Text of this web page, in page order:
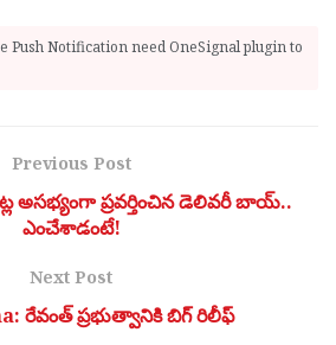
Push Notification need OneSignal plugin to
Previous Post
అసభ్యంగా ప్రవర్తించిన డెలివరీ బాయ్..
ఎంచేశాడంటే!
Next Post
రేవంత్ ప్రభుత్వానికి బిగ్ రిలీఫ్